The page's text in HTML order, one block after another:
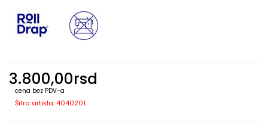
3.800,00rsd
cena bez PDV-a
Šifra artikla: 4040201